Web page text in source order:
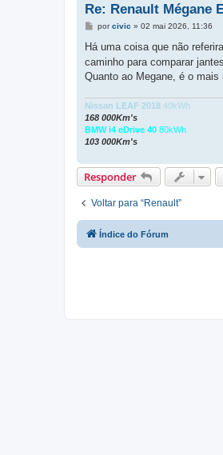
Re: Renault Mégane
M
n
a
g
e
porcivic » 02 mai 2026, 11:36
Há uma coisa que não
caminho para comparar
Quanto ao Megane, é o
Nissan LEAF 2018 40kWh
168 000Km's
BMW i4 eDrive 40 80kWh
103 000Km's
Responder
Voltar para “Renault”
Índice do Fórum